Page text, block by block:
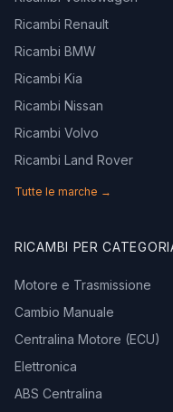
Ricambi Renault
Ricambi BMW
Ricambi Kia
Ricambi Nissan
Ricambi Volvo
Ricambi Land Rover
Tutte le marche →
RICAMBI PER
Motore e Trasmissione
Cambio Manuale
Centralina Motore (ECU)
Elettronica
ABS Centralina